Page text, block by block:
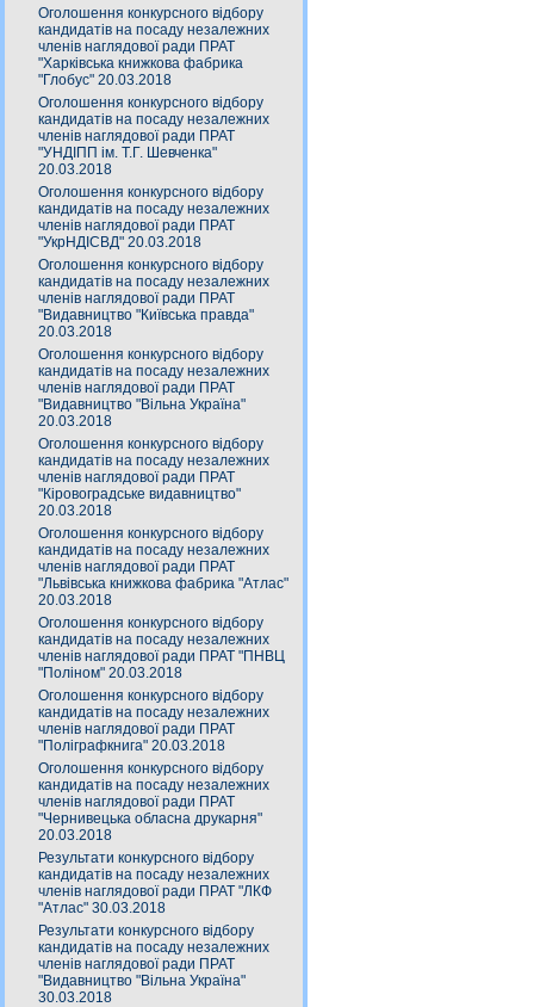
Оголошення конкурсного відбору
кандидатів на посаду незалежних
членів наглядової ради ПРАТ
"Харківська книжкова фабрика
"Глобус" 20.03.2018
Оголошення конкурсного відбору
кандидатів на посаду незалежних
членів наглядової ради ПРАТ
"УНДІПП ім. Т.Г. Шевченка"
20.03.2018
Оголошення конкурсного відбору
кандидатів на посаду незалежних
членів наглядової ради ПРАТ
"УкрНДІСВД" 20.03.2018
Оголошення конкурсного відбору
кандидатів на посаду незалежних
членів наглядової ради ПРАТ
"Видавництво "Київська правда"
20.03.2018
Оголошення конкурсного відбору
кандидатів на посаду незалежних
членів наглядової ради ПРАТ
"Видавництво "Вільна Україна"
20.03.2018
Оголошення конкурсного відбору
кандидатів на посаду незалежних
членів наглядової ради ПРАТ
"Кіровоградське видавництво"
20.03.2018
Оголошення конкурсного відбору
кандидатів на посаду незалежних
членів наглядової ради ПРАТ
"Львівська книжкова фабрика "Атлас"
20.03.2018
Оголошення конкурсного відбору
кандидатів на посаду незалежних
членів наглядової ради ПРАТ "ПНВЦ
"Поліном" 20.03.2018
Оголошення конкурсного відбору
кандидатів на посаду незалежних
членів наглядової ради ПРАТ
"Поліграфкнига" 20.03.2018
Оголошення конкурсного відбору
кандидатів на посаду незалежних
членів наглядової ради ПРАТ
"Чернивецька обласна друкарня"
20.03.2018
Результати конкурсного відбору
кандидатів на посаду незалежних
членів наглядової ради ПРАТ "ЛКФ
"Атлас" 30.03.2018
Результати конкурсного відбору
кандидатів на посаду незалежних
членів наглядової ради ПРАТ
"Видавництво "Вільна Україна"
30.03.2018